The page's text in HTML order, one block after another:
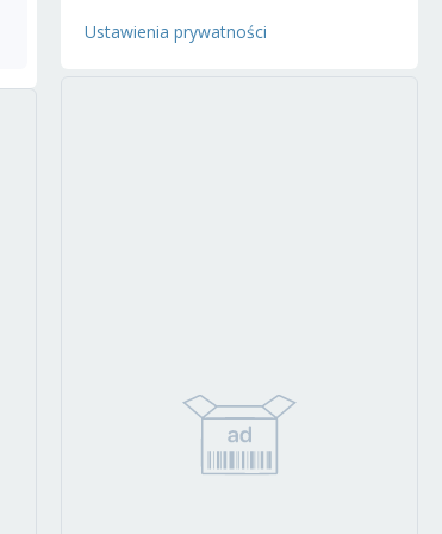
Ustawienia prywatności